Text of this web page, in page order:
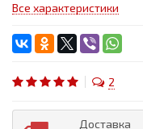
Все характеристики
2
Доставка